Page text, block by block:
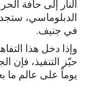
النار إلى حافة
الدبلوماسي،
في جنيف.
وإذا دخل هذا
حيّز التنفيذ، فإن
يوماً على عالم ما